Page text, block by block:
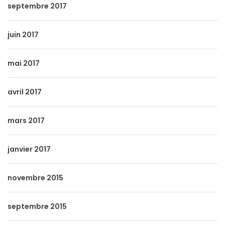
septembre 2017
juin 2017
mai 2017
avril 2017
mars 2017
janvier 2017
novembre 2015
septembre 2015